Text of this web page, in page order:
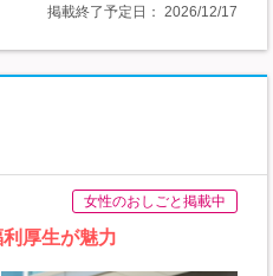
掲載終了予定日： 2026/12/17
女性のおしごと掲載中
厚生が魅力